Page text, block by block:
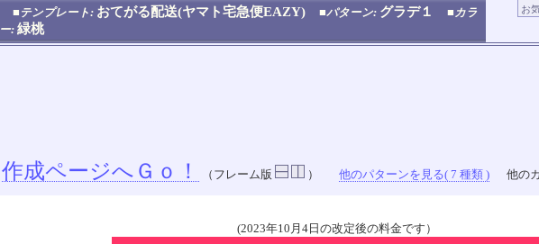
■テンプレート: おてがる配送(ヤマト宅急便EAZY) ■パターン: グラデ１ ■カラ
ー: 緑桃
作成ページへＧｏ！ （フレーム版 ） 他のパターンを見る( 7 種類 ) 他の
(2023年10月4日の改定後の料金です）